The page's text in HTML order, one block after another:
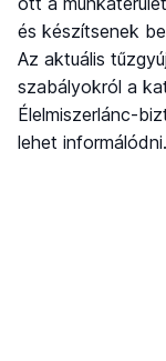
és készítsenek
Az aktuális
szabályokról a
Élelmiszerlánc-
lehet informálódni.